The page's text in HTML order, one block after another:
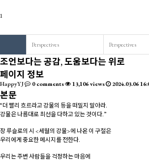
Perspectives Perspectives
조언보다는 공감, 도움보다는 위로
페이지 정보
HappyYJ 0 comments 13,106 views 2024.03.06
본문
“더 빨리 흐르라고 강물의 등을 떠밀지 말아라.
강물은 나름대로 최선을 다하고 있는 것이다.”
장 루슬로의 시 <세월의 강물>에 나온 이 구절은
우리에게 중요한 메시지를 전한다.
우리는 주변 사람들을 걱정하는 마음에